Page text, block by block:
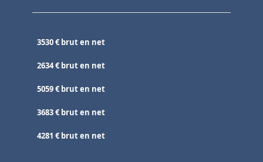
3530 € brut en net
2634 € brut en net
5059 € brut en net
3683 € brut en net
4281 € brut en net